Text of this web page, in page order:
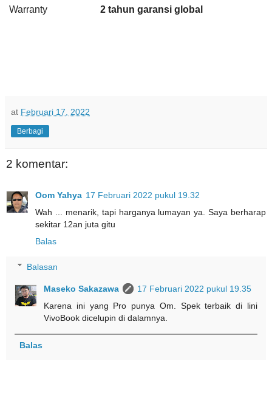
Warranty
2 tahun garansi global
at Februari 17, 2022
Berbagi
2 komentar:
Oom Yahya 17 Februari 2022 pukul 19.32
Wah ... menarik, tapi harganya lumayan ya. Saya berharap
sekitar 12an juta gitu
Balas
Balasan
Maseko Sakazawa
17 Februari 2022 pukul 19.35
Karena ini yang Pro punya Om. Spek terbaik di lini
VivoBook dicelupin di dalamnya.
Balas